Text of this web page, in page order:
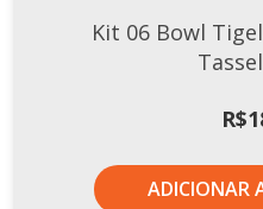
Kit 06 Bowl
R$
ADICIONAR